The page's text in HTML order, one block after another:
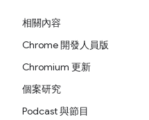
相關內容
Chrome 開發人員版
Chromium 更新
個案研究
Podcast 與節目